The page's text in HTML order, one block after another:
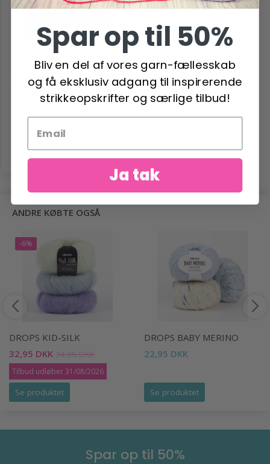
0-966 SWEET PUMPKIN
BY DROPS DESIGN
72,80 DKK
Se produktet
ANDRE KØBTE OGSÅ
-6%
DROPS KID-SILK
32,95 DKK 34,95 DKK
Tilbud udløber 31/08/2026
Se produktet
DROPS BABY MERINO
22,95 DKK
Se produktet
Spar op til 50%
Spar op til 50%
Bliv en del af vores garn-fællesskab
og få eksklusiv adgang til inspirerende
strikkeopskrifter og særlige tilbud!
Ja tak